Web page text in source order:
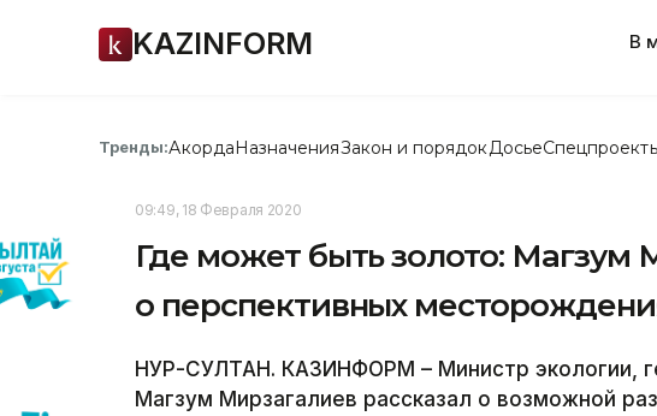
KAZINFORM В
Тренды:АкордаНазначенияЗакон и порядок Досье
09:49, 18 Февраля 2020
Где может быть золото: Магзум
о перспективных
НУР-СУЛТАН. КАЗИНФОРМ – Министр экологии,
Магзум Мирзагалиев рассказал о возможной